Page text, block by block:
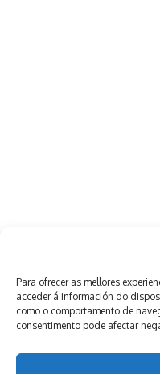
Para ofrecer as mellores
acceder á información do
como o comportamento de
consentimento pode afectar